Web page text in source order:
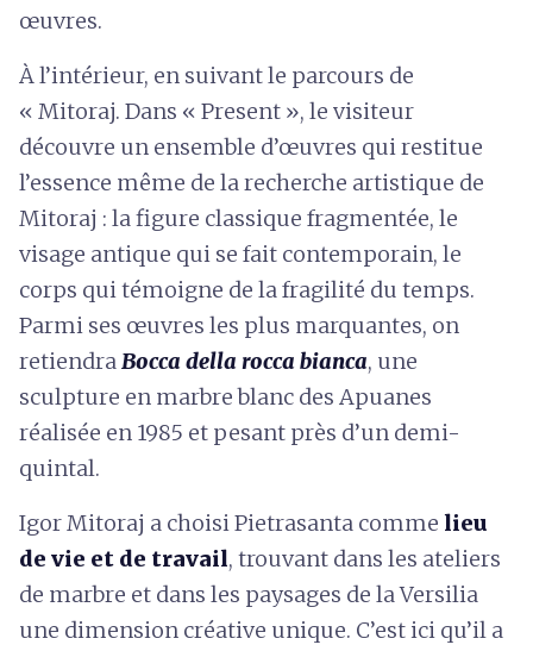
œuvres.
À l’intérieur, en suivant le parcours de
« Mitoraj. Dans « Present », le visiteur
découvre un ensemble d’œuvres qui restitue
l’essence même de la recherche artistique de
Mitoraj : la figure classique fragmentée, le
visage antique qui se fait contemporain, le
corps qui témoigne de la fragilité du temps.
Parmi ses œuvres les plus marquantes, on
retiendraBocca della rocca bianca, une
sculpture en marbre blanc des Apuanes
réalisée en 1985 et pesant près d’un demi-
quintal.
Igor Mitoraj a choisi Pietrasanta comme lieu
de vie et de travail, trouvant dans les ateliers
de marbre et dans les paysages de la Versilia
une dimension créative unique. C’est ici qu’il a